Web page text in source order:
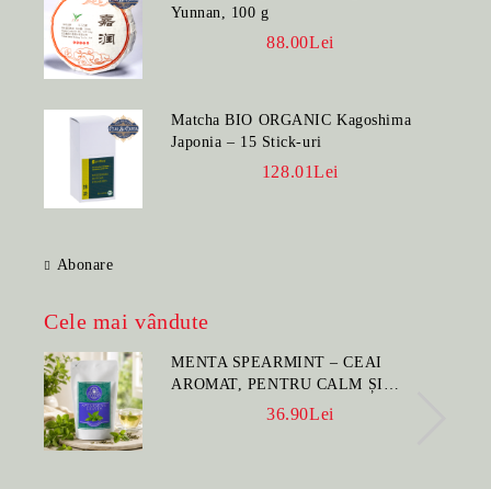
Yunnan, 100 g
88.00Lei
Matcha BIO ORGANIC Kagoshima
Japonia – 15 Stick-uri
128.01Lei
Abonare
Cele mai vândute
MENTA SPEARMINT – CEAI
AROMAT, PENTRU CALM ȘI
BENEFIC PENTRU SĂNĂTATE
36.90Lei